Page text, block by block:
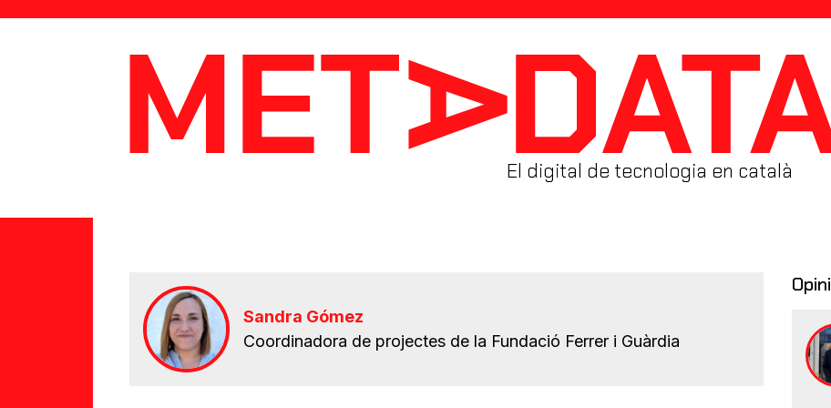
MetaData
El digital de tecnologia en català
Sandra Gómez
Coordinadora de projectes de la Fundació Ferrer i Guàrdia